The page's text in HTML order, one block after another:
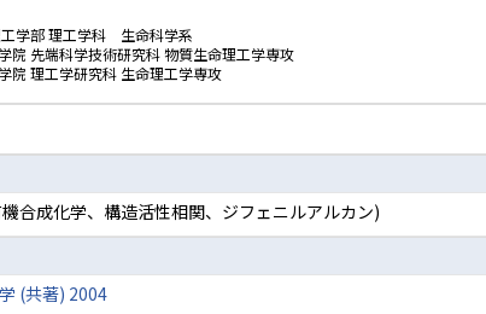
学部 理工学科 生命科学系
院 先端科学技術研究科 物質生命理工学専攻
院 理工学研究科 生命理工学専攻
合成化学、構造活性相関、ジフェニルアルカン)
(共著) 2004